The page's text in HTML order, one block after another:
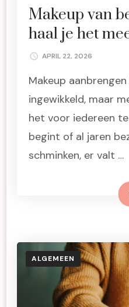
Makeup van
haal je het
APRIL 22, 2026
Makeup
ingewikkeld, maar
het voor iedereen
begint of al jaren
schminken, er valt …
Lees
ALGEMEEN